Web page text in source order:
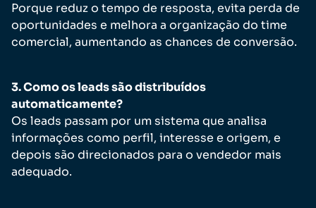
Porque reduz o tempo de resposta, evita perda de
oportunidades e melhora a organização do time
comercial, aumentando as chances de conversão.
3. Como os leads são distribuídos
automaticamente?
Os leads passam por um sistema que analisa
informações como perfil, interesse e origem, e
depois são direcionados para o vendedor mais
adequado.